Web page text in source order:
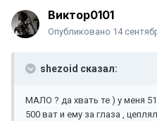
Виктор0101
Опубликовано 14
shezoid сказал:
МАЛО ? да хвать те ) у меня
500 ват и ему за глаза ,